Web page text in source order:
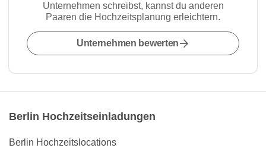
Unternehmen schreibst, kannst du anderen
Paaren die Hochzeitsplanung erleichtern.
Unternehmen bewerten
Berlin Hochzeitseinladungen
Berlin Hochzeitslocations